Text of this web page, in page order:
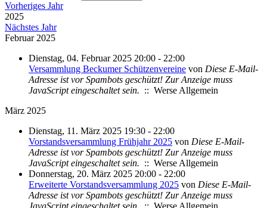
Vorheriges Jahr
2025
Nächstes Jahr
Februar 2025
Dienstag, 04. Februar 2025 20:00 - 22:00
Versammlung Beckumer Schützenvereine von Diese E-Mail-
Adresse ist vor Spambots geschützt! Zur Anzeige muss
JavaScript eingeschaltet sein. :: Werse Allgemein
März 2025
Dienstag, 11. März 2025 19:30 - 22:00
Vorstandsversammlung Frühjahr 2025 von Diese E-Mail-
Adresse ist vor Spambots geschützt! Zur Anzeige muss
JavaScript eingeschaltet sein. :: Werse Allgemein
Donnerstag, 20. März 2025 20:00 - 22:00
Erweiterte Vorstandsversammlung 2025 von Diese E-Mail-
Adresse ist vor Spambots geschützt! Zur Anzeige muss
JavaScript eingeschaltet sein. :: Werse Allgemein